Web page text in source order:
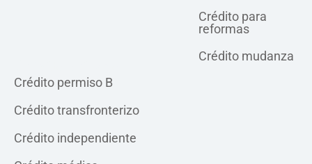
Crédito para
reformas
Crédito mudanza
Crédito permiso B
Crédito transfronterizo
Crédito independiente